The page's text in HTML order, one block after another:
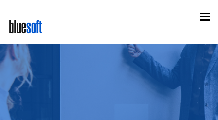
main
content